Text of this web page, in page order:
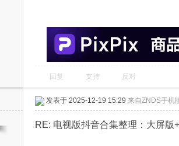
回复 支持 反对
发表于 2025-12-19 15:29 来自ZNDS手机
RE: 电视版抖音合集整理：大屏版